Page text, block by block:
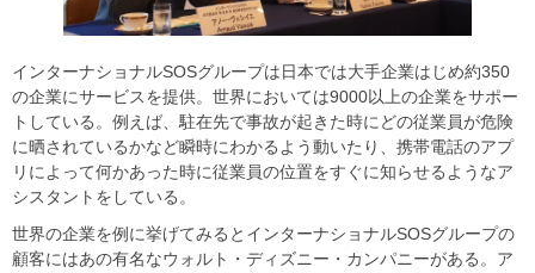
インターナショナルSOSグループは日本では大手企業はじめ約350
の企業にサービスを提供。世界においては9000以上の企業をサポー
トしている。例えば、駐在先で事故が起きた時にどの従業員が危険
に晒されているかなど瞬時にわかるよう動いたり、携帯電話のアプ
リによって何かあった時に従業員の位置をすぐに知らせるようなア
シスタントをしている。
世界の企業を例に挙げてみるとインターナショナルSOSグループの
顧客にはあの有名なウォルト・ディズニー・カンパニーがある。ア